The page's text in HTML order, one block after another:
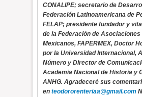
CONALIPE; secretario de
Federación Latinoamericana de
FELAP; presidente fundador y
de la Federación de
Mexicanos, FAPERMEX, Doctor
por la Universidad Internacional,
Número y Director de
Academia Nacional de Historia y
ANHG. Agradeceré sus
enteodororenteriaa@gmail.com